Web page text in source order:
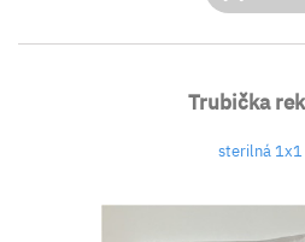
Trubička
sterilná 1x1